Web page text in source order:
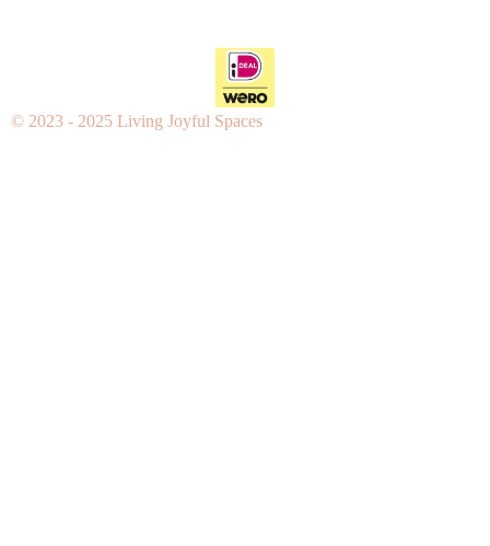
© 2023 - 2025 Living Joyful Spaces